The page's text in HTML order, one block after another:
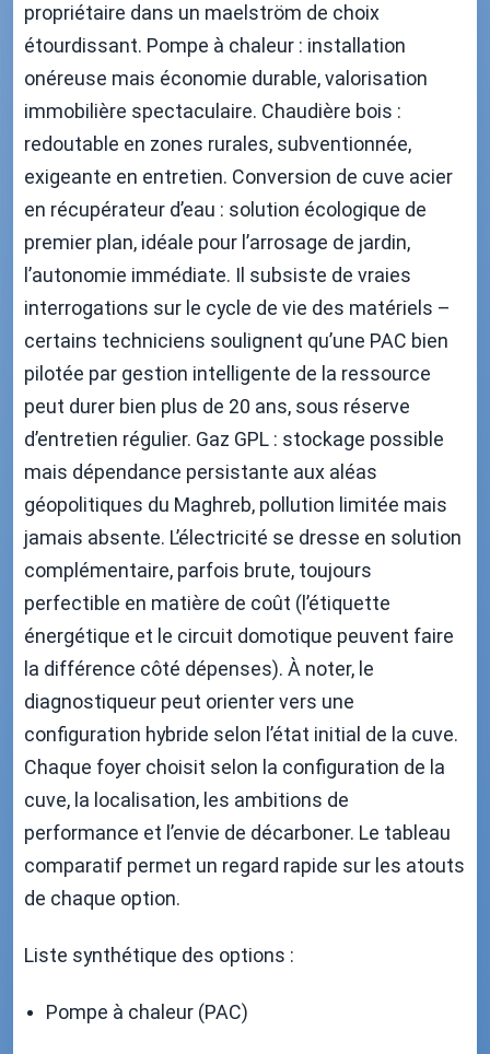
propriétaire dans un maelström de choix
étourdissant. Pompe à chaleur : installation
onéreuse mais économie durable, valorisation
immobilière spectaculaire. Chaudière bois :
redoutable en zones rurales, subventionnée,
exigeante en entretien. Conversion de cuve acier
en récupérateur d’eau : solution écologique de
premier plan, idéale pour l’arrosage de jardin,
l’autonomie immédiate. Il subsiste de vraies
interrogations sur le cycle de vie des matériels –
certains techniciens soulignent qu’une PAC bien
pilotée par gestion intelligente de la ressource
peut durer bien plus de 20 ans, sous réserve
d’entretien régulier. Gaz GPL : stockage possible
mais dépendance persistante aux aléas
géopolitiques du Maghreb, pollution limitée mais
jamais absente. L’électricité se dresse en solution
complémentaire, parfois brute, toujours
perfectible en matière de coût (l’étiquette
énergétique et le circuit domotique peuvent faire
la différence côté dépenses). À noter, le
diagnostiqueur peut orienter vers une
configuration hybride selon l’état initial de la cuve.
Chaque foyer choisit selon la configuration de la
cuve, la localisation, les ambitions de
performance et l’envie de décarboner. Le tableau
comparatif permet un regard rapide sur les atouts
de chaque option.
Liste synthétique des options :
Pompe à chaleur (PAC)